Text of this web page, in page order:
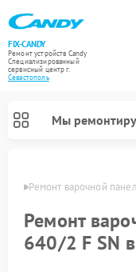
FIX-CANDY
Ремонт устройств Candy
Специализированный
cервисный центр г.
Севастополь
Мы
Ремонт варочной
Ремонт
640/2 F SN